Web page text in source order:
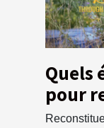
Quels
pour